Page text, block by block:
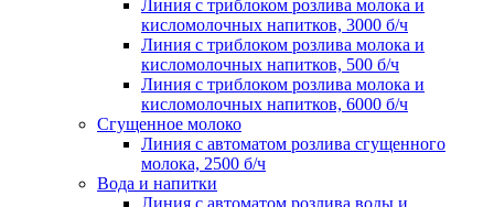
Линия с триблоком розлива молока и
кисломолочных напитков, 3000 б/ч
Линия с триблоком розлива молока и
кисломолочных напитков, 500 б/ч
Линия с триблоком розлива молока и
кисломолочных напитков, 6000 б/ч
Сгущенное молоко
Линия с автоматом розлива сгущенного
молока, 2500 б/ч
Вода и напитки
Линия с автоматом розлива воды и